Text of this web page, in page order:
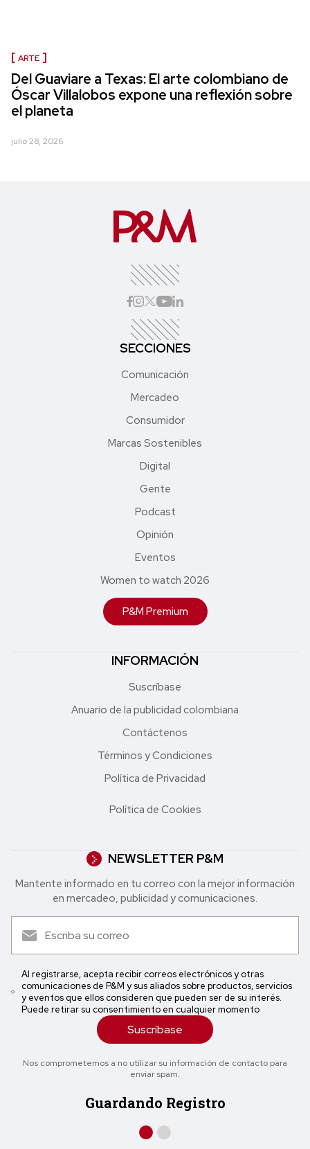
ARTE
Del Guaviare a Texas: El arte colombiano de
Óscar Villalobos expone una reflexión sobre
el planeta
julio 28, 2026
SECCIONES
Comunicación
Mercadeo
Consumidor
Marcas Sostenibles
Digital
Gente
Podcast
Opinión
Eventos
Women to watch 2026
P&M Premium
INFORMACIÓN
Suscríbase
Anuario de la publicidad colombiana
Contáctenos
Términos y Condiciones
Política de Privacidad
Política de Cookies
NEWSLETTER P&M
Mantente informado en tu correo con la mejor in formación
en mercadeo, publicidad y comunicaciones.
Al registrarse, acepta recibir correos electrónicos y otras
comunicaciones de P&M y sus aliados sobre productos, servicios
y eventos que ellos consideren que pueden ser de su interés.
Puede retirar su consentimiento en cualquier momento
Suscríbase
Nos comprometemos a no utilizar su información de contacto para
enviar spam.
Guardando Registro